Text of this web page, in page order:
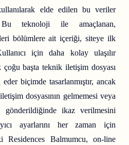
elde edilen bu veriler
teknoloji ile amaçlanan,
bölümlere ait içeriği, siteye ilk
için daha kolay ulaşılır
çoğu başta teknik iletişim dosyası
biçimde tasarlanmıştır, ancak
dosyasının gelmemesi veya
gönderildiğinde ikaz verilmesini
ayarlarını her zaman için
Residences Balmumcu, on-line